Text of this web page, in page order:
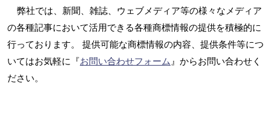
弊社では、新聞、雑誌、ウェブメディア等の様々なメディア
の各種記事において活用できる各種商標情報の提供を積極的に
行っております。 提供可能な商標情報の内容、提供条件等につ
いてはお気軽に『お問い合わせフォーム』からお問い合わせく
ださい。